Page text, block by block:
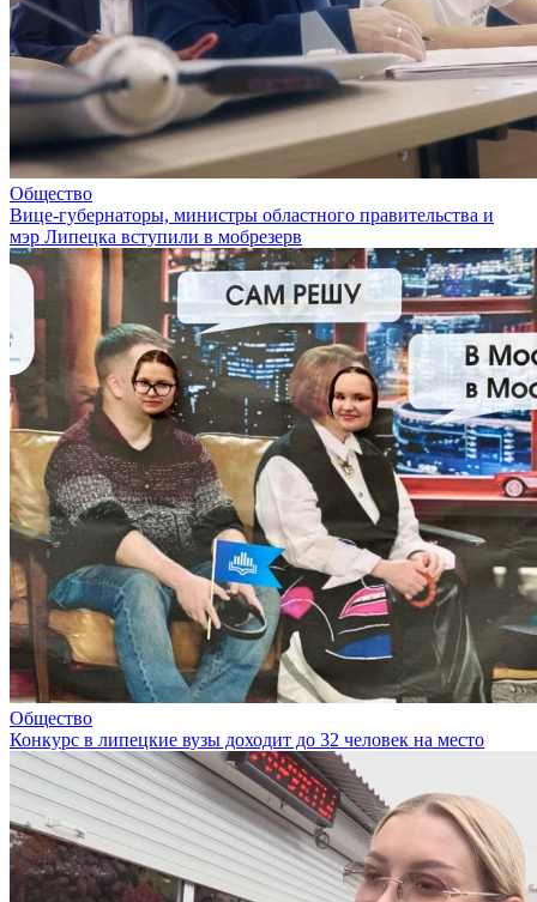
Общество
Вице-губернаторы, министры областного правительства и
мэр Липецка вступили в мобрезерв
Общество
Конкурс в липецкие вузы доходит до 32 человек на место